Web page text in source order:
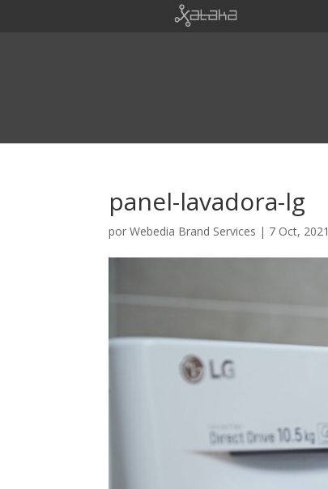
panel-lavadora-lg
porWebedia Brand Services | 7 Oct, 2021